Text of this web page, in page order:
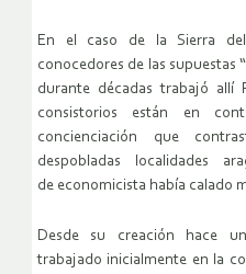
En el caso de la Sierra
conocedores de las supuestas
durante décadas trabajó allí
consistorios están en
concienciación que
despobladas localidades
de economicista había calado
Desde su creación hace
trabajado inicialmente en la